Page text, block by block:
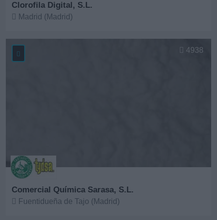
Clorofila Digital, S.L.
Madrid (Madrid)
Comercial Química Sarasa, S.L.
Fuentidueña de Tajo (Madrid)
4938